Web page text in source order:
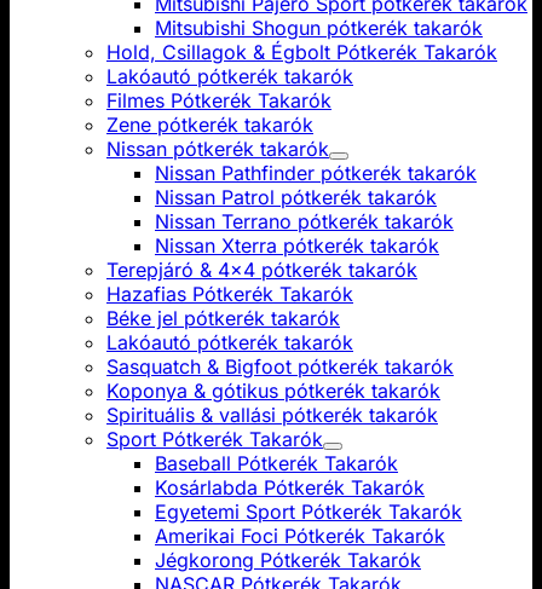
Mitsubishi Shogun pótkerék takarók
Hold, Csillagok & Égbolt Pótkerék Takarók
Lakóautó pótkerék takarók
Filmes Pótkerék Takarók
Zene pótkerék takarók
Nissan pótkerék takarók
Nissan Pathfinder pótkerék takarók
Nissan Patrol pótkerék takarók
Nissan Terrano pótkerék takarók
Nissan Xterra pótkerék takarók
Terepjáró & 4x4 pótkerék takarók
Hazafias Pótkerék Takarók
Béke jel pótkerék takarók
Lakóautó pótkerék takarók
Sasquatch & Bigfoot pótkerék takarók
Koponya & gótikus pótkerék takarók
Spirituális & vallási pótkerék takarók
Sport Pótkerék Takarók
Baseball Pótkerék Takarók
Kosárlabda Pótkerék Takarók
Egyetemi Sport Pótkerék Takarók
Amerikai Foci Pótkerék Takarók
Jégkorong Pótkerék Takarók